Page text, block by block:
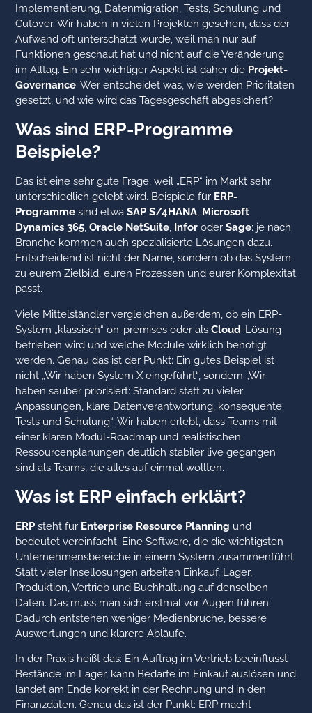
Implementierung, Datenmigration, Tests, Schulung und
Cutover. Wir haben in vielen Projekten gesehen, dass der
Aufwand oft unterschätzt wurde, weil man nur auf
Funktionen geschaut hat und nicht auf die Veränderung
im Alltag. Ein sehr wichtiger Aspekt ist daher die Projekt-
Governance: Wer entscheidet was, wie werden Prioritäten
gesetzt, und wie wird das Tagesgeschäft abgesichert?
Was sind ERP-Programme
Beispiele?
Das ist eine sehr gute Frage, weil „ERP“ im Markt sehr
unterschiedlich gelebt wird. Beispiele für ERP-
Programme sind etwaSAP S/4HANA, Microsoft
Dynamics 365,Oracle NetSuite, Infor oderSage; je nach
Branche kommen auch spezialisierte Lösungen dazu.
Entscheidend ist nicht der Name, sondern ob das System
zu eurem Zielbild, euren Prozessen und eurer Komplexität
passt.
Viele Mittelständler vergleichen außerdem, ob ein ERP-
System „klassisch“ on-premises oder alsCloud-Lösung
betrieben wird und welche Module wirklich benötigt
werden. Genau das ist der Punkt: Ein gutes Beispiel ist
nicht „Wir haben System X eingeführt“, sondern „Wir
haben sauber priorisiert: Standard statt zu vieler
Anpassungen, klare Datenverantwortung, konsequente
Tests und Schulung“. Wir haben erlebt, dass Teams mit
einer klaren Modul-Roadmap und realistischen
Ressourcenplanungen deutlich stabiler live gegangen
sind als Teams, die alles auf einmal wollten.
Was ist ERP einfach erklärt?
ERP steht für Enterprise Resource Planning und
bedeutet vereinfacht: Eine Software, die die wichtigsten
Unternehmensbereiche in einem System zusammenführt.
Statt vieler Insellösungen arbeiten Einkauf, Lager,
Produktion, Vertrieb und Buchhaltung auf denselben
Daten. Das muss man sich erstmal vor Augen führen:
Dadurch entstehen weniger Medienbrüche, bessere
Auswertungen und klarere Abläufe.
In der Praxis heißt das: Ein Auftrag im Vertrieb beeinflusst
Bestände im Lager, kann Bedarfe im Einkauf auslösen und
landet am Ende korrekt in der Rechnung und in den
Finanzdaten. Genau das ist der Punkt: ERP macht